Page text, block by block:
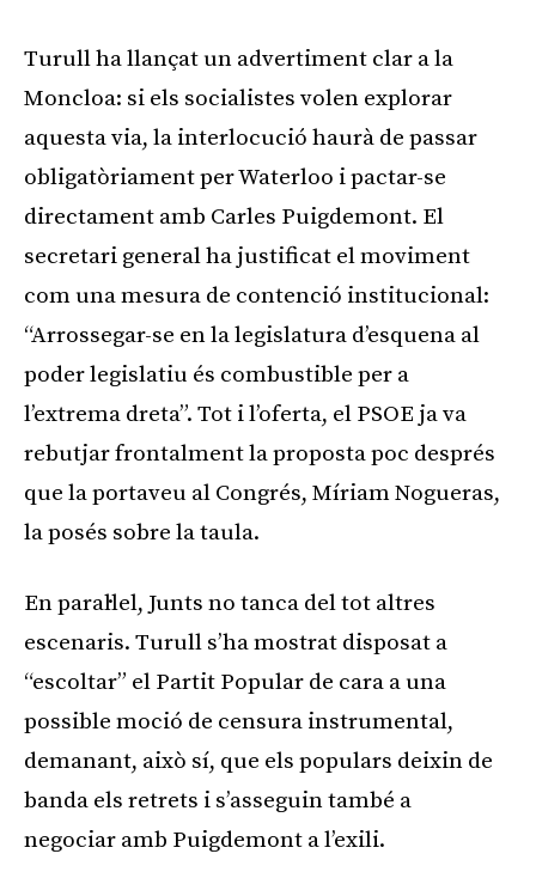
Turull ha llançat un advertiment clar a la
Moncloa: si els socialistes volen explorar
aquesta via, la interlocució haurà de passar
obligatòriament per Waterloo i pactar-se
directament amb Carles Puigdemont. El
secretari general ha justificat el moviment
com una mesura de contenció institucional:
“Arrossegar-se en la legislatura d’esquena al
poder legislatiu és combustible per a
l’extrema dreta”. Tot i l’oferta, el PSOE ja va
rebutjar frontalment la proposta poc després
que la portaveu al Congrés, Míriam Nogueras,
la posés sobre la taula.
En paral·lel, Junts no tanca del tot altres
escenaris. Turull s’ha mostrat disposat a
“escoltar” el Partit Popular de cara a una
possible moció de censura instrumental,
demanant, això sí, que els populars deixin de
banda els retrets i s’asseguin també a
negociar amb Puigdemont a l’exili.